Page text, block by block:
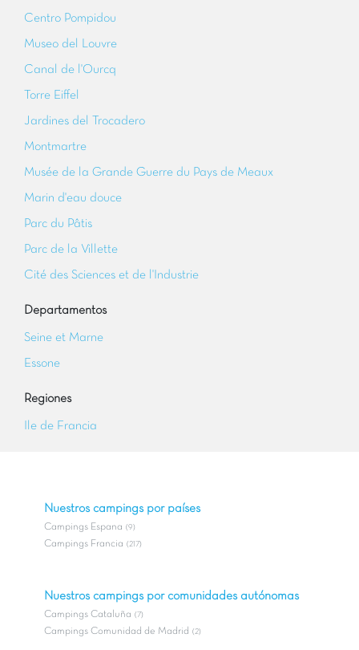
Centro Pompidou
Museo del Louvre
Canal de l'Ourcq
Torre Eiffel
Jardines del Trocadero
Montmartre
Musée de la Grande Guerre du Pays de Meaux
Marin d'eau douce
Parc du Pâtis
Parc de la Villette
Cité des Sciences et de l'Industrie
Departamentos
Seine et Marne
Essone
Regiones
Ile de Francia
Nuestros campings por países
Campings Espana (9)
Campings Francia (217)
Nuestros campings por comunidades autónomas
Campings Cataluña (7)
Campings Comunidad de Madrid (2)